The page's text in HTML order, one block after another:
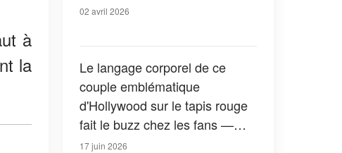
à
la
02 avril 2026
Le langage corporel de ce
couple emblématique
d'Hollywood sur le tapis rouge
fait le buzz chez les fans —
Des photos de leur enfance à
17 juin 2026